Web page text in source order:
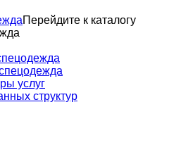
Перейдите к каталогу
услуг
структур